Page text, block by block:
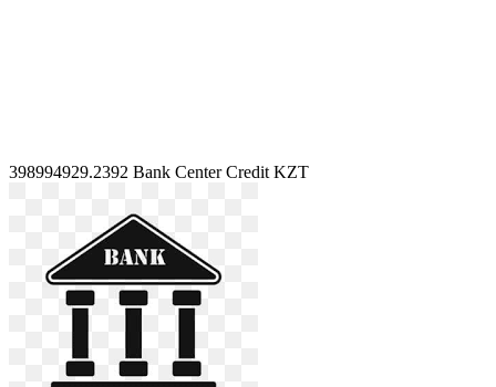
398994929.2392 Bank Center Credit KZT